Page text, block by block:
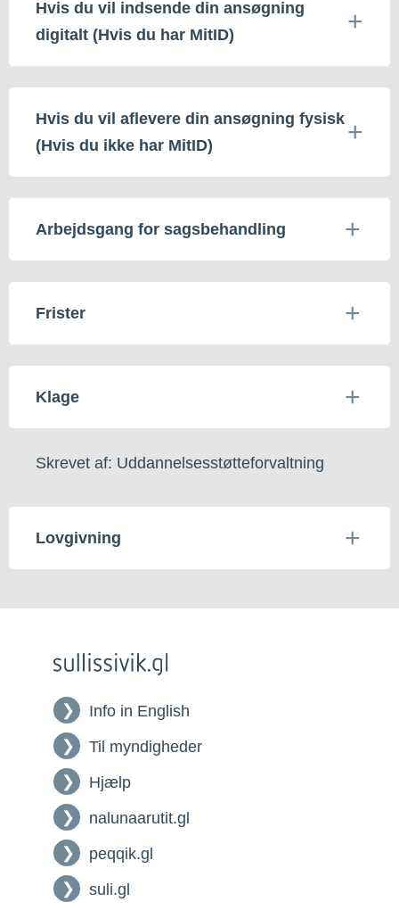
Hvis du vil indsende din ansøgning
digitalt (Hvis du har MitID)
Hvis du vil aflevere din ansøgning fysisk
(Hvis du ikke har MitID)
Arbejdsgang for sagsbehandling
Frister
Klage
Skrevet af: Uddannelsesstøtteforvaltning
Lovgivning
Info in English
Til myndigheder
Hjælp
nalunaarutit.gl
peqqik.gl
suli.gl